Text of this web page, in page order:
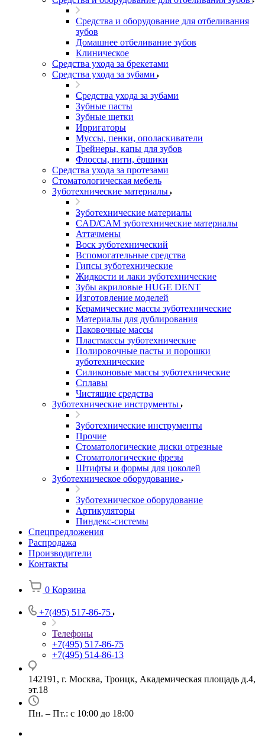
Средства и оборудование для отбеливания
зубов
Домашнее отбеливание зубов
Клиническое
Средства ухода за брекетами
Средства ухода за зубами
Средства ухода за зубами
Зубные пасты
Зубные щетки
Ирригаторы
Муссы, пенки, ополаскиватели
Трейнеры, капы для зубов
Флоссы, нити, ёршики
Средства ухода за протезами
Стоматологическая мебель
Зуботехнические материалы
Зуботехнические материалы
CAD/CAM зуботехнические материалы
Аттачмены
Воск зуботехнический
Вспомогательные средства
Гипсы зуботехнические
Жидкости и лаки зуботехнические
Зубы акриловые HUGE DENT
Изготовление моделей
Керамические массы зуботехнические
Материалы для дублирования
Паковочные массы
Пластмассы зуботехнические
Полировочные пасты и порошки
зуботехнические
Силиконовые массы зуботехнические
Сплавы
Чистящие средства
Зуботехнические инструменты
Зуботехнические инструменты
Прочие
Стоматологические диски отрезные
Стоматологические фрезы
Штифты и формы для цоколей
Зуботехническое оборудование
Зуботехническое оборудование
Артикуляторы
Пиндекс-системы
Спецпредложения
Распродажа
Производители
Контакты
0 Корзина
+7(495) 517-86-75
Телефоны
+7(495) 517-86-75
+7(495) 514-86-13
142191, г. Москва, Троицк, Академическая площадь д.4,
эт.18
Пн. – Пт.: с 10:00 до 18:00